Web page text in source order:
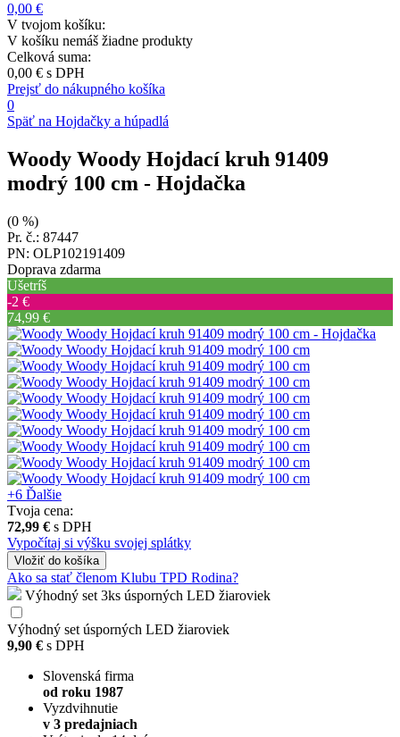
0,00 €
V tvojom košíku:
V košíku nemáš žiadne produkty
Celková suma:
0,00 € s DPH
Prejsť do nákupného košíka
0
Späť na Hojdačky a húpadlá
Woody Woody Hojdací kruh 91409
modrý 100 cm - Hojdačka
(0 %)
Pr. č.: 87447
PN: OLP102191409
Doprava zdarma
Ušetríš
‐2 €
74,99 €
+6 Ďalšie
Tvoja cena:
72,99 € s DPH
Vypočítaj si výšku svojej splátky
Vložiť do košíka
Ako sa stať členom Klubu TPD Rodina?
Výhodný set 3ks úsporných LED žiaroviek
Výhodný set úsporných LED žiaroviek
9,90 € s DPH
Slovenská firma
od roku 1987
Vyzdvihnutie
v 3 predajniach